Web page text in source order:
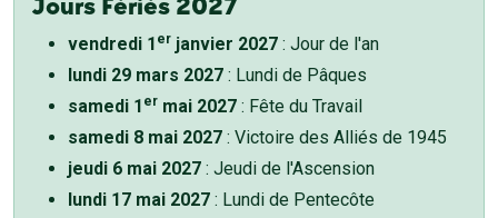
vendredi 1 er janvier 2027 : Jour de l'an
lundi 29 mars 2027 : Lundi de Pâques
samedi 1 er mai 2027 : Fête du Travail
samedi 8 mai 2027 : Victoire des Alliés de 1945
jeudi 6 mai 2027 : Jeudi de l'Ascension
lundi 17 mai 2027 : Lundi de Pentecôte